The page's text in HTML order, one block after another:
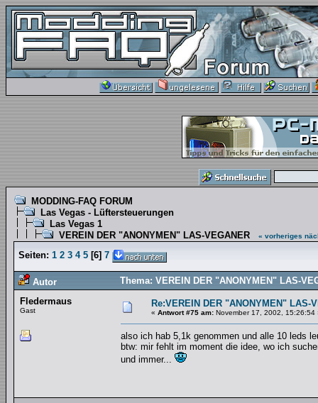
MODDING-FAQ FORUM
Las Vegas - Lüftersteuerungen
Las Vegas 1
VEREIN DER "ANONYMEN" LAS-VEGANER
« vorheriges
Seiten: 1 2 3 4 5 [6] 7
Autor
Thema: VEREIN DER "ANONYMEN" LAS-
Fledermaus
Gast
Re:VEREIN DER "ANONYMEN" LAS-
« Antwort #75 am: November 17, 2002, 15:26:54
also ich hab 5,1k genommen und alle 10 leds
btw: mir fehlt im moment die idee, wo ich
und immer...